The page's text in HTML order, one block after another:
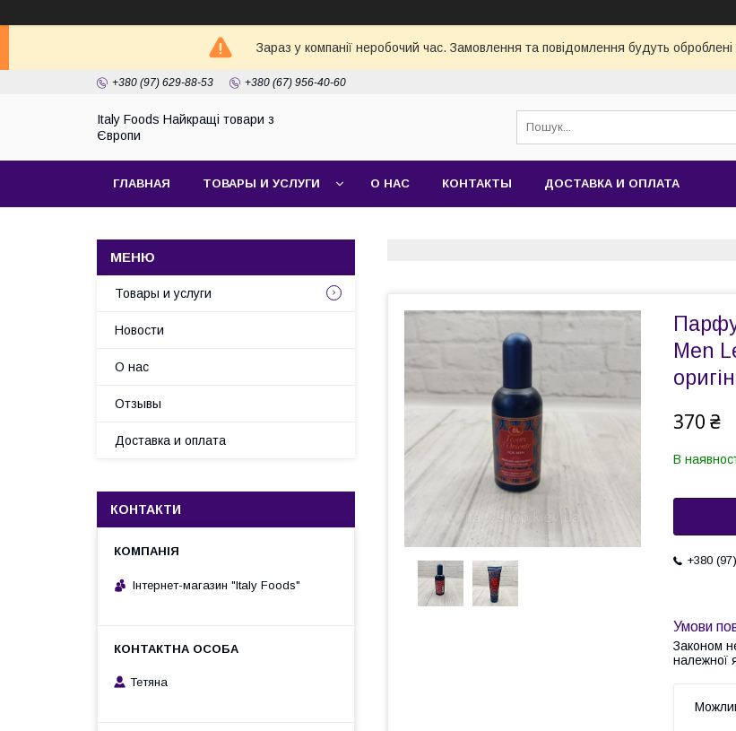
Зараз у компанії неробочий час. Замовлення та повідомлення будуть
+380 (97) 629-88-53 +380 (67) 956-40-60
Italy Foods Найкращі товари з
Європи
ГЛАВНАЯ ТОВАРЫ И УСЛУГИ О НАС КОНТАКТЫ ДОСТАВКА И ОПЛАТА
Men
370 ₴
В
+380
Законом
належної
Товары и услуги
Новости
О нас
Отзывы
Доставка и оплата
КОНТАКТИ
Інтернет-магазин "Italy Foods"
Тетяна